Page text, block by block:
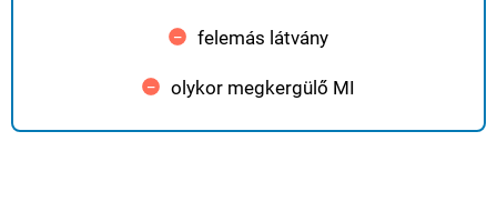
felemás látvány
olykor megkergülő MI